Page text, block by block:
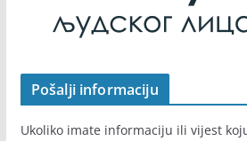
Pošalji informaciju
Ukoliko imate informaciju ili vijest